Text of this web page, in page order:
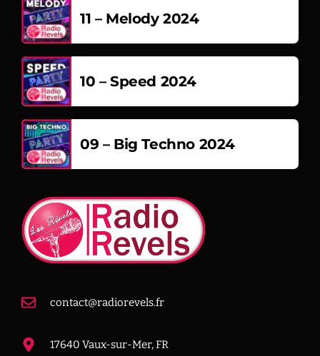
11 – Melody 2024
10 – Speed 2024
09 – Big Techno 2024
contact@radiorevels.fr
17640 Vaux-sur-Mer, FR